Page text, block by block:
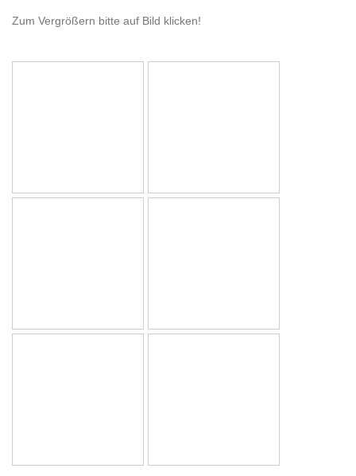
Zum Vergrößern bitte auf Bild klicken!